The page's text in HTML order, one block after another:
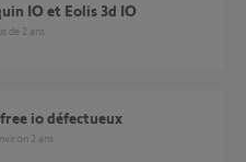
IO et Eolis 3d IO
de 2 ans
io défectueux
2 ans